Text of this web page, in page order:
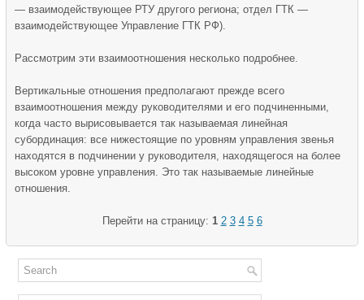
— взаимодействующее РТУ другого региона; отдел ГТК —
взаимодействующее Управление ГТК РФ).
Рассмотрим эти взаимоотношения несколько подробнее.
Вертикальные отношения предполагают прежде всего
взаимоотношения между руководителями и его подчиненными,
когда часто вырисовывается так называемая линейная
субординация: все нижестоящие по уровням управления звенья
находятся в подчинении у руководителя, находящегося на более
высоком уровне управления. Это так называемые линейные
отношения.
Перейти на страницу: 1 2 3 4 5 6